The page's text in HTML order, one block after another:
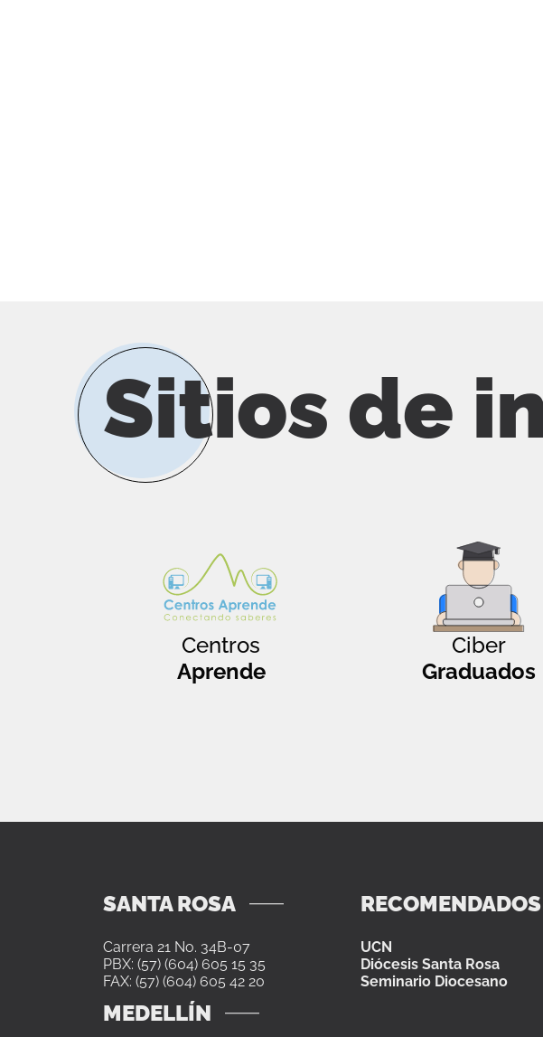
Sitios de
Centros
Aprende
Ciber
Graduados
SANTA ROSA
Carrera 21 No. 34B-07
PBX: (57) (604) 605 15 35
FAX: (57) (604) 605 42 20
MEDELLÍN
RECOMENDADOS
UCN
Diócesis Santa Rosa
Seminario Diocesano